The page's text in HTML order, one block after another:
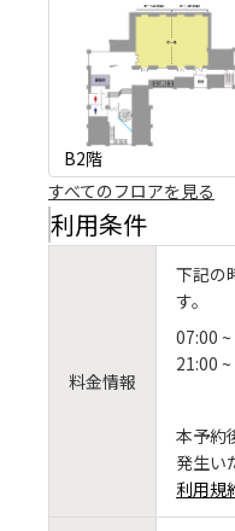
B2階
すべてのフロアを見る
利用条件
料金情報
下記の
す。
07:00
21:00
本予約
発生い
利用規